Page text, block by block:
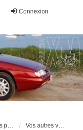
Connexion
Vos autres passions et passe temps Vos autres véhicules